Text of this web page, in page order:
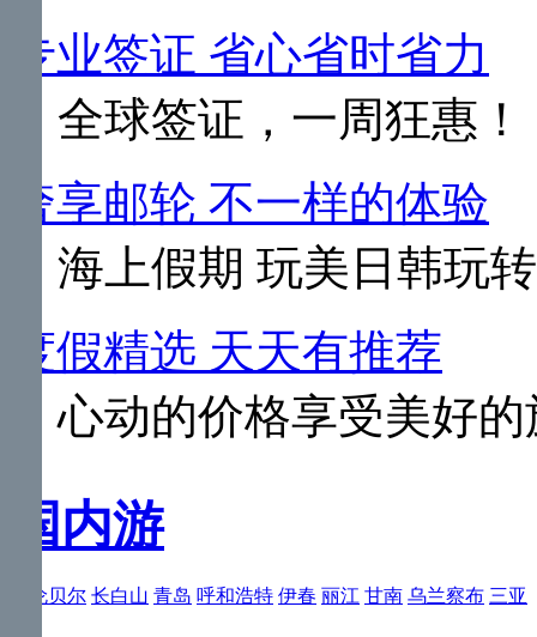
专业签证 省心省时省力
全球签证，一周狂惠！
奢享邮轮 不一样的体验
海上假期 玩美日韩玩
度假精选 天天有推荐
心动的价格享受美好
国内游
呼伦贝尔 长白山 青岛 呼和浩特 伊春 丽江 甘南 乌兰察布 三亚